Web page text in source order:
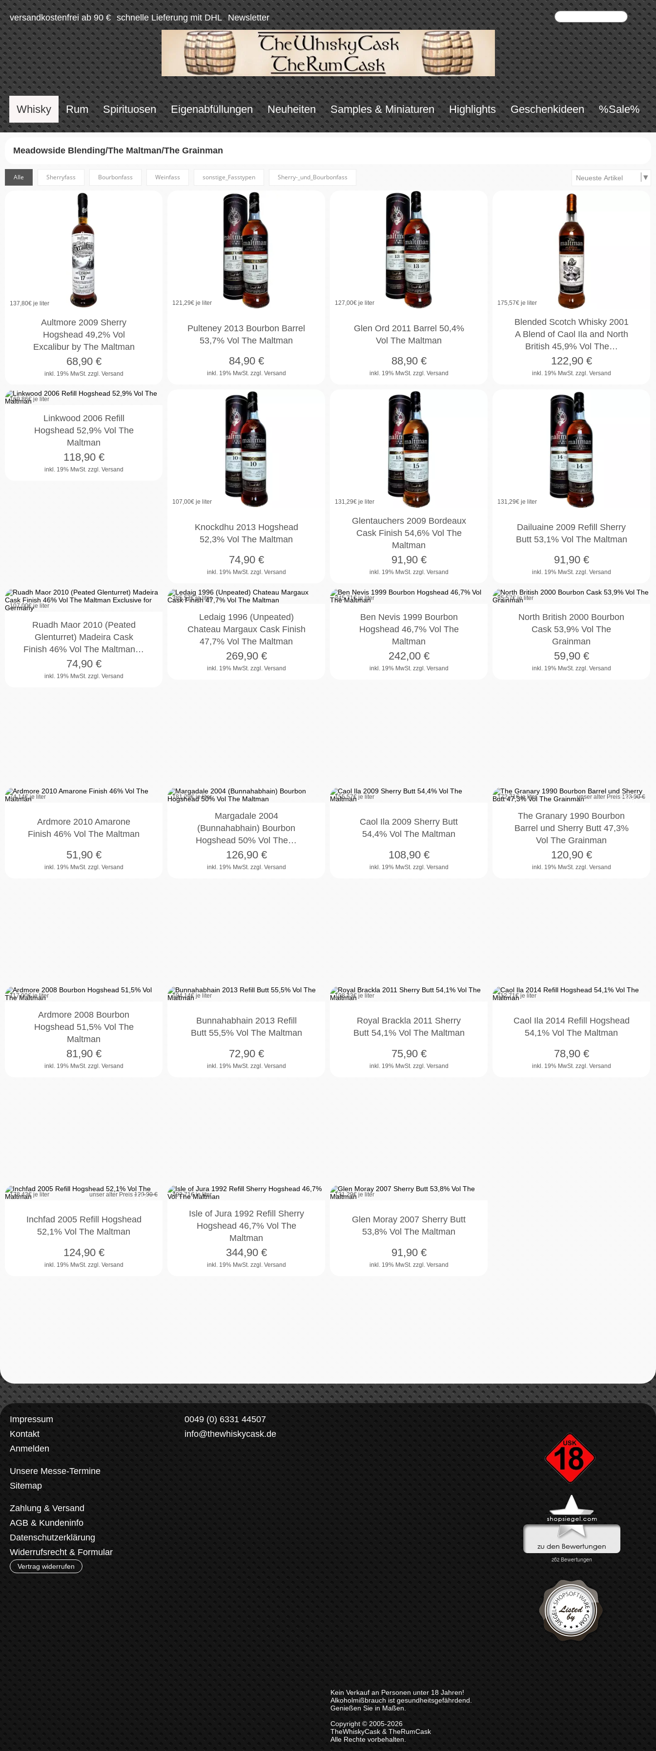
versandkostenfrei ab 90 € schnelle Lieferung mit DHL Newsletter
Whisky Rum Spirituosen Eigenabfüllungen Neuheiten Samples & Miniaturen Highlights Geschenkideen %Sale%
Meadowside Blending/The Maltman/The Grainman
Alle Sherryfass Bourbonfass Weinfass sonstige_Fasstypen Sherry-_und_Bourbonfass
137,80€ je liter
Aultmore 2009 Sherry
Hogshead 49,2% Vol
Excalibur by The Maltman
inkl. 19% MwSt. zzgl. Versand
68,90€
121,29€ je liter
Pulteney 2013 Bourbon Barrel
53,7% Vol The Maltman
inkl. 19% MwSt. zzgl. Versand
84,90€
127,00€ je liter
Glen Ord 2011 Barrel 50,4%
Vol The Maltman
inkl. 19% MwSt. zzgl. Versand
88,90€
175,57€ je liter
Blended Scotch Whisky 2001
A Blend of Caol Ila and North
British 45,9% Vol The…
inkl. 19% MwSt. zzgl. Versand
122,90€
169,86€ je liter
Linkwood 2006 Refill
Hogshead 52,9% Vol The
Maltman
inkl. 19% MwSt. zzgl. Versand
118,90€
107,00€ je liter
Knockdhu 2013 Hogshead
52,3% Vol The Maltman
inkl. 19% MwSt. zzgl. Versand
74,90€
131,29€ je liter
Glentauchers 2009 Bordeaux
Cask Finish 54,6% Vol The
Maltman
inkl. 19% MwSt. zzgl. Versand
91,90€
131,29€ je liter
Dailuaine 2009 Refill Sherry
Butt 53,1% Vol The Maltman
inkl. 19% MwSt. zzgl. Versand
91,90€
107,00€ je liter
Ruadh Maor 2010 (Peated
Glenturret) Madeira Cask
Finish 46% Vol The Maltman…
inkl. 19% MwSt. zzgl. Versand
74,90€
385,57€ je liter
Ledaig 1996 (Unpeated)
Chateau Margaux Cask Finish
47,7% Vol The Maltman
inkl. 19% MwSt. zzgl. Versand
269,90€
345,71€ je liter
Ben Nevis 1999 Bourbon
Hogshead 46,7% Vol The
Maltman
inkl. 19% MwSt. zzgl. Versand
242,00€
85,57€ je liter
North British 2000 Bourbon
Cask 53,9% Vol The
Grainman
inkl. 19% MwSt. zzgl. Versand
59,90€
74,14€ je liter
Ardmore 2010 Amarone
Finish 46% Vol The Maltman
inkl. 19% MwSt. zzgl. Versand
51,90€
181,29€ je liter
Margadale 2004
(Bunnahabhain) Bourbon
Hogshead 50% Vol The…
inkl. 19% MwSt. zzgl. Versand
126,90€
155,57€ je liter
Caol Ila 2009 Sherry Butt
54,4% Vol The Maltman
inkl. 19% MwSt. zzgl. Versand
108,90€
172,71 € je liter unser alter Preis 123,90 €
The Granary 1990 Bourbon
Barrel und Sherry Butt 47,3%
Vol The Grainman
inkl. 19% MwSt. zzgl. Versand
120,90€
2%
117,00€ je liter
Ardmore 2008 Bourbon
Hogshead 51,5% Vol The
Maltman
inkl. 19% MwSt. zzgl. Versand
81,90€
104,14€ je liter
Bunnahabhain 2013 Refill
Butt 55,5% Vol The Maltman
inkl. 19% MwSt. zzgl. Versand
72,90€
108,43€ je liter
Royal Brackla 2011 Sherry
Butt 54,1% Vol The Maltman
inkl. 19% MwSt. zzgl. Versand
75,90€
112,71€ je liter
Caol Ila 2014 Refill Hogshead
54,1% Vol The Maltman
inkl. 19% MwSt. zzgl. Versand
78,90€
178,43€ je liter unser alter Preis 129,90 €
Inchfad 2005 Refill Hogshead
52,1% Vol The Maltman
inkl. 19% MwSt. zzgl. Versand
124,90€
4% 492,71€ je liter
Isle of Jura 1992 Refill Sherry
Hogshead 46,7% Vol The
Maltman
inkl. 19% MwSt. zzgl. Versand
344,90€
131,29€ je liter
Glen Moray 2007 Sherry Butt
53,8% Vol The Maltman
inkl. 19% MwSt. zzgl. Versand
91,90€
Impressum
Kontakt
Anmelden
Unsere Messe-Termine
Sitemap
Zahlung & Versand
AGB & Kundeninfo
Datenschutzerklärung
Widerrufsrecht & Formular
Vertrag widerrufen
0049 (0) 6331 44507
info@thewhiskycask.de
Kein Verkauf an Personen unter 18 Jahren!
Alkoholmißbrauch ist gesundheitsgefährdend.
Genießen Sie in Maßen.
Copyright © 2005-2026
TheWhiskyCask & TheRumCask
Alle Rechte vorbehalten.